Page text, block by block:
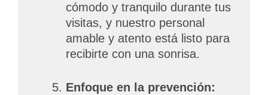
cómodo y tranquilo durante tus
visitas, y nuestro personal
amable y atento está listo para
recibirte con una sonrisa.
Enfoque en la prevención: